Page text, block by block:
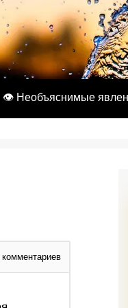
👁️ Необъяснимые
комментариев